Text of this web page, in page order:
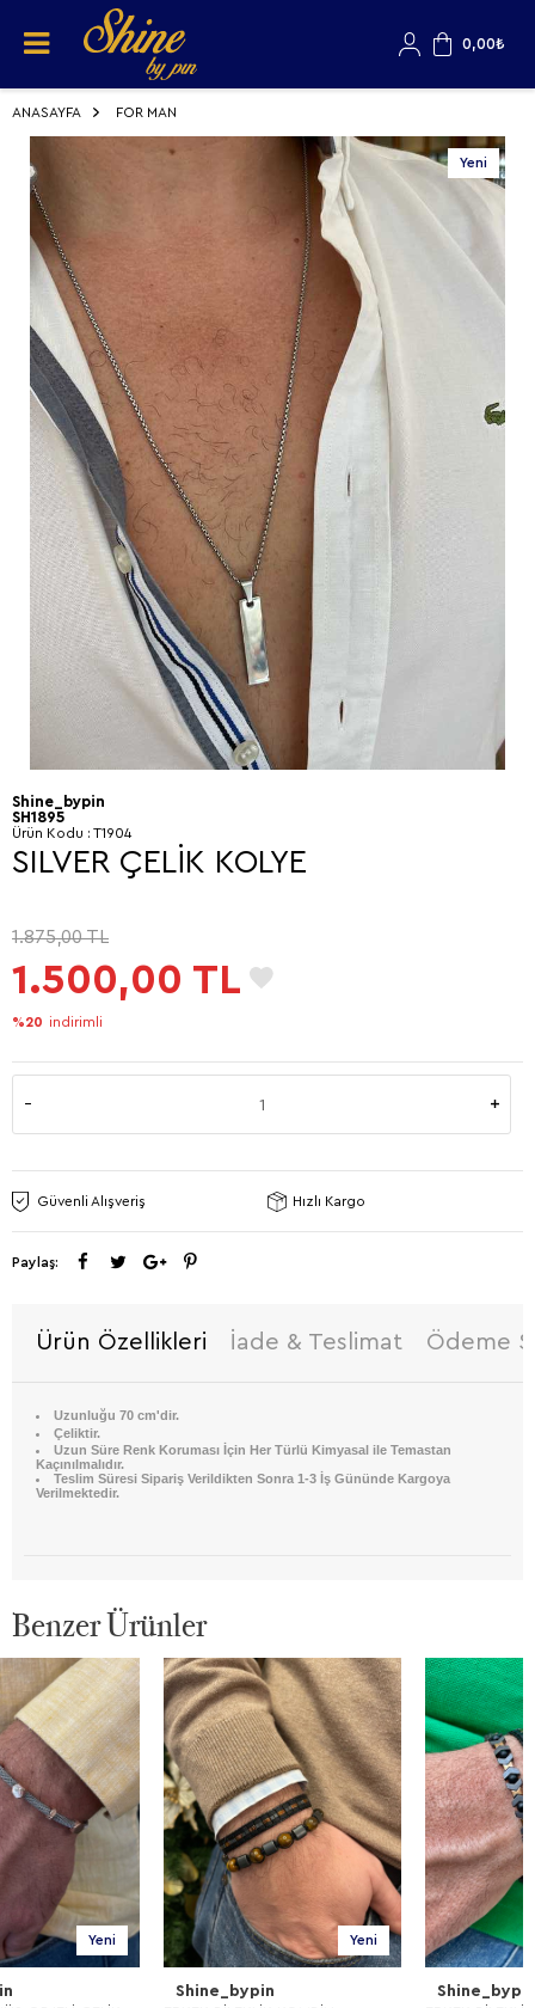
0,00₺
ANASAYFA FOR MAN
Yeni
Shine_bypin
SH1895
Ürün Kodu : T1904
SILVER ÇELİK KOLYE
1.875,00TL
1.500,00 TL
%20 indirimli
Güvenli Alışveriş Hızlı Kargo
Paylaş:
Ürün Özellikleri İade & Teslimat Ödeme
Uzunluğu 70 cm'dir.
Çeliktir.
Uzun Süre Renk Koruması İçin Her Türlü Kimyasal ile Temastan
Kaçınılmalıdır.
Teslim Süresi Sipariş Verildikten Sonra 1-3 İş Gününde Kargoya
Verilmektedir.
Benzer Ürünler
Yeni Yeni